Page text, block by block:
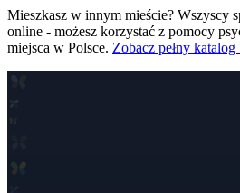
Mieszkasz w innym mieście? Wszyscy
online - możesz korzystać z pomocy
miejsca w Polsce. Zobacz pełny